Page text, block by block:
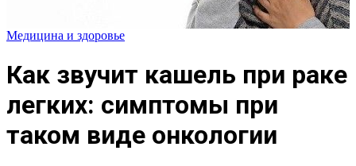
Медицина и здоровье
Как звучит кашель при раке
легких: симптомы при
таком виде онкологии